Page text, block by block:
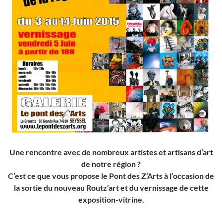
Une rencontre avec de nombreux artistes et artisans d’art
de notre région ?
C’est ce que vous propose le Pont des Z’Arts à l’occasion de
la sortie du nouveau Routz’art et du vernissage de cette
exposition-vitrine.